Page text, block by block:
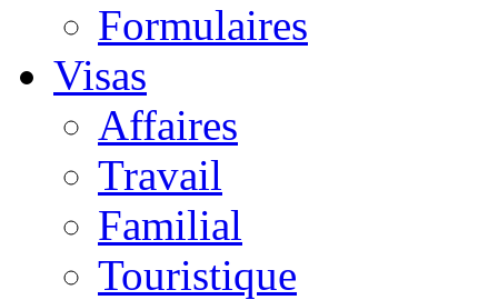
Formulaires
Visas
Affaires
Travail
Familial
Touristique